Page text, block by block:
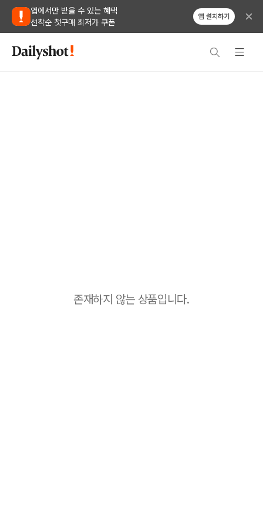
앱에서만 받을 수 있는 혜택
선착순 첫구매 최저가 쿠폰
앱 설치하기
존재하지 않는 상품입니다.